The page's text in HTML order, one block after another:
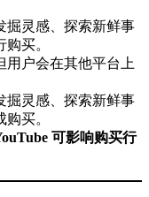
掘灵感、探索新鲜事
买。
用户会在其他平台上
掘灵感、探索新鲜事
买。
可影响购买行